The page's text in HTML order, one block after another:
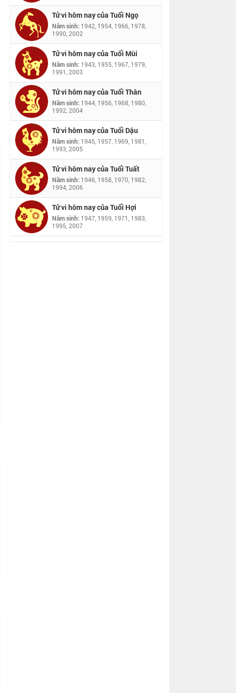
Tử vi hôm nay của Tuổi Ngọ
Năm sinh: 1942, 1954, 1966, 1978,
1990, 2002
Tử vi hôm nay của Tuổi Mùi
Năm sinh: 1943, 1955, 1967, 1979,
1991, 2003
Tử vi hôm nay của Tuổi Thân
Năm sinh: 1944, 1956, 1968, 1980,
1992, 2004
Tử vi hôm nay của Tuổi Dậu
Năm sinh: 1945, 1957, 1969, 1981,
1993, 2005
Tử vi hôm nay của Tuổi Tuất
Năm sinh: 1946, 1958, 1970, 1982,
1994, 2006
Tử vi hôm nay của Tuổi Hợi
Năm sinh: 1947, 1959, 1971, 1983,
1995, 2007